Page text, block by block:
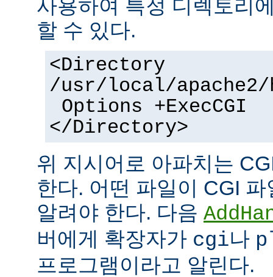
사용하여 특정 디렉토리
할 수 있다.
<Directory
/usr/local/apache2/
Options +ExecCGI
</Directory>
위 지시어로 아파치는
한다. 어떤 파일이 CGI
알려야 한다. 다음
버에게 확장자가 cgi나
프로그램이라고 알린다.